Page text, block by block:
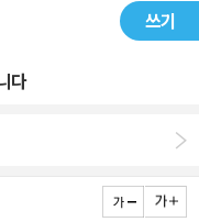
쓰기
다